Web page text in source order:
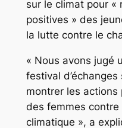
sur le climat pour «
positives » des
la lutte contre le
« Nous avons jugé
festival
montrer les
des femmes
climatique », a